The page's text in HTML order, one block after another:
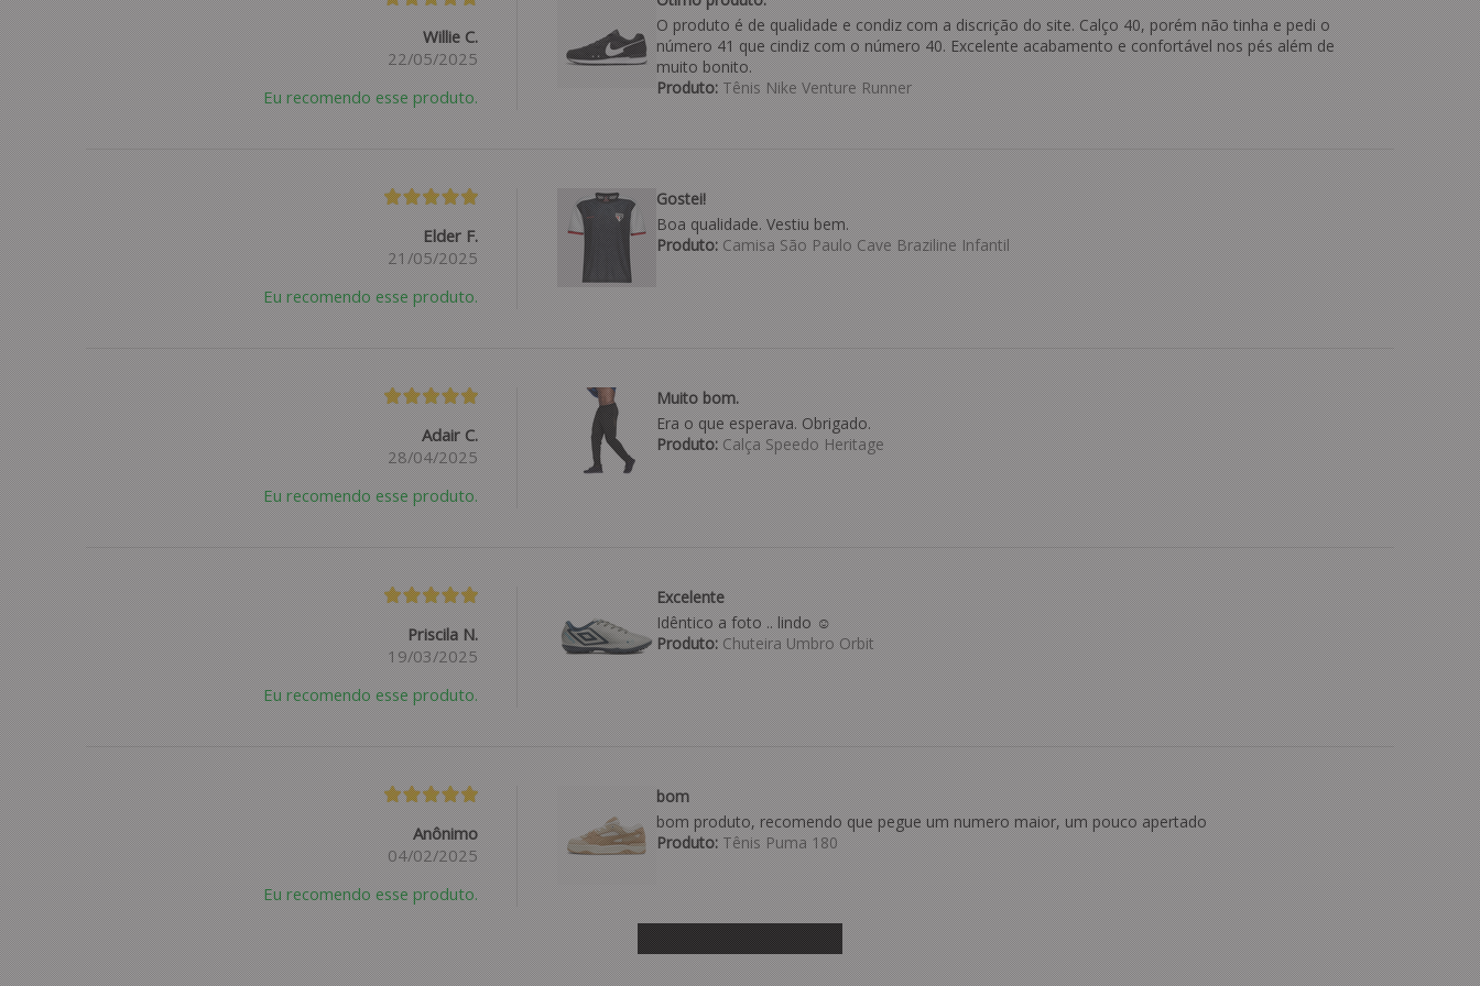
Willie C.
22/05/2025
Eu recomendo esse produto.
O produto é de qualidade e condiz com a discrição do site. Calço 40, porém não tinha e pedi o
número 41 que cindiz com o número 40. Excelente acabamento e confortável nos pés além de
muito bonito.
Produto:Tênis Nike Venture Runner
Elder F.
21/05/2025
Eu recomendo esse produto.
Gostei!
Boa qualidade. Vestiu bem.
Produto:Camisa São Paulo Cave Braziline Infantil
Adair C.
28/04/2025
Eu recomendo esse produto.
Muito bom.
Era o que esperava. Obrigado.
Produto:Calça Speedo Heritage
Priscila N.
19/03/2025
Eu recomendo esse produto.
Excelente
Idêntico a foto .. lindo ☺️
Produto:Chuteira Umbro Orbit
Anônimo
04/02/2025
Eu recomendo esse produto.
bom
bom produto, recomendo que pegue um numero maior, um pouco apertado
Produto:Tênis Puma 180
Ver mais avaliações